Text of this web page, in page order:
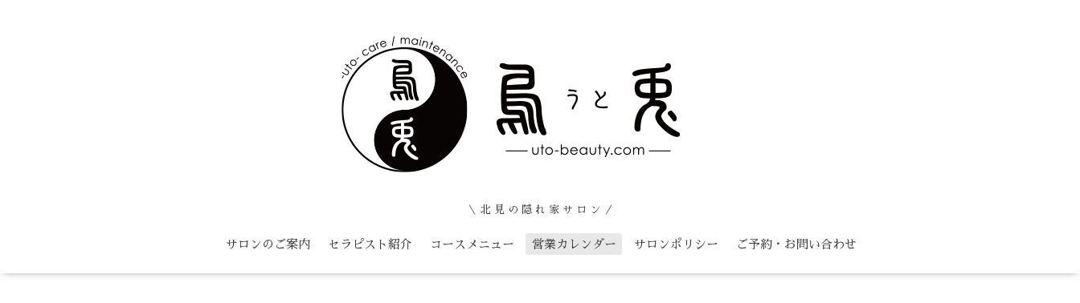
＼ 北 見 の 隠 れ 家 サ ロ ン ／
サロンのご案内 セラピスト紹介 コースメニュー 営業カレンダー サロンポリシー ご予約・お問い合わせ